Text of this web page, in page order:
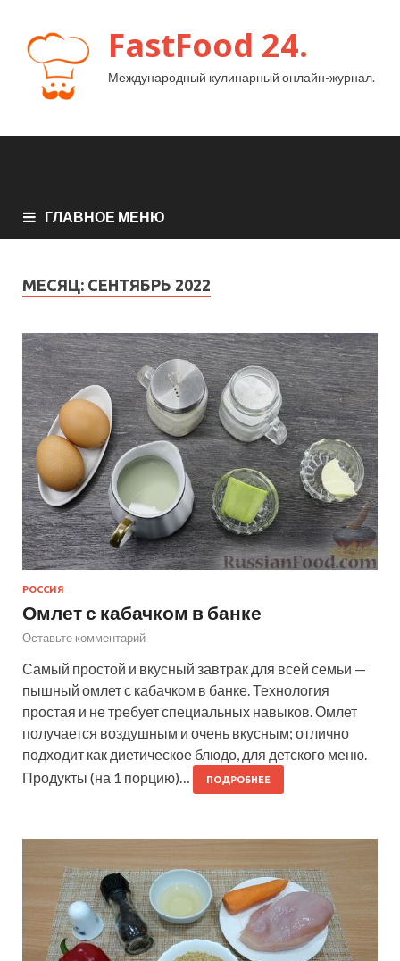
FastFood 24.
Международный кулинарный онлайн-журнал.
ГЛАВНОЕ МЕНЮ
МЕСЯЦ: СЕНТЯБРЬ 2022
РОССИЯ
Омлет с кабачком в банке
Оставьте комментарий
Самый простой и вкусный завтрак для всей семьи —
пышный омлет с кабачком в банке. Технология
простая и не требует специальных навыков. Омлет
получается воздушным и очень вкусным; отлично
подходит как диетическое блюдо, для детского меню.
Продукты (на 1 порцию)…
ПОДРОБНЕЕ